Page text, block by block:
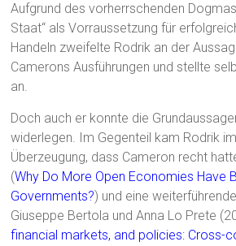
Aufgrund des vorherrschenden
Staat“ als Vorraussetzung für
Handeln zweifelte Rodrik an der
Camerons Ausführungen und stellte
an.
Doch auch er konnte die
widerlegen. Im Gegenteil kam Rodrik
Überzeugung, dass Cameron recht
(Why Do More Open Economies Have
Governments?) und eine
Giuseppe Bertola und Anna Lo Prete
financial markets, and policies: Cross-